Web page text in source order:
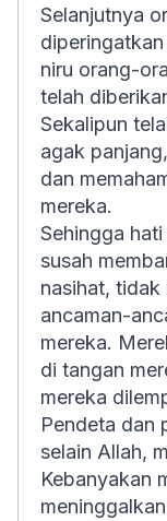
Selanjutnya
niru orang-
telah
Sekalipun
agak
dan
mereka.
Sehingga
susah
nasihat, tidak
ancaman-
mereka.
di tangan
mereka
Pendeta dan
selain Allah,
Kebanyakan